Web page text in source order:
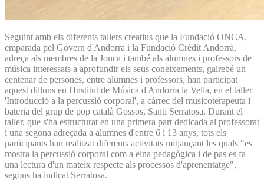
Seguint amb els diferents tallers creatius que la Fundació ONCA,
emparada pel Govern d'Andorra i la Fundació Crèdit Andorrà,
adreça als membres de la Jonca i també als alumnes i professors de
música interessats a aprofundir els seus coneixements, gairebé un
centenar de persones, entre alumnes i professors, han participat
aquest dilluns en l'Institut de Música d'Andorra la Vella, en el taller
'Introducció a la percussió corporal', a càrrec del musicoterapeuta i
bateria del grup de pop català Gossos, Santi Serratosa. Durant el
taller, que s'ha estructurat en una primera part dedicada al professorat
i una segona adreçada a alumnes d'entre 6 i 13 anys, tots els
participants han realitzat diferents activitats mitjançant les quals "es
mostra la percussió corporal com a eina pedagògica i de pas es fa
una lectura d'un mateix respecte als processos d'aprenentatge",
segons ha indicat Serratosa.